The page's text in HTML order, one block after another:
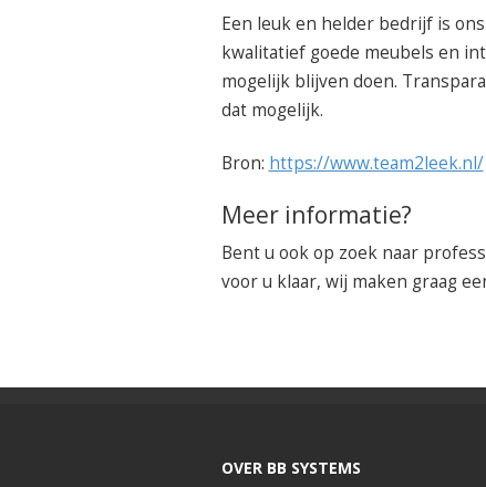
Een leuk en helder bedrijf is
kwalitatief goede meubels en
mogelijk blijven doen.
dat mogelijk.
Bron: https://www.team2leek.nl/
Meer informatie?
Bent u ook op zoek naar
voor u klaar, wij maken graag
OVER BB SYSTEMS